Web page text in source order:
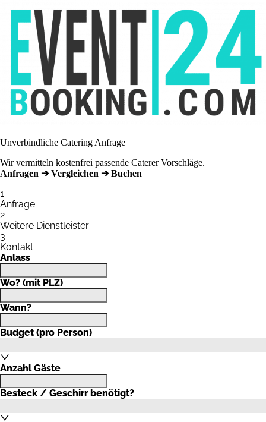
Unverbindliche Catering Anfrage
Wir vermitteln kostenfrei passende Caterer Vorschläge.
Anfragen ➔ Vergleichen ➔ Buchen